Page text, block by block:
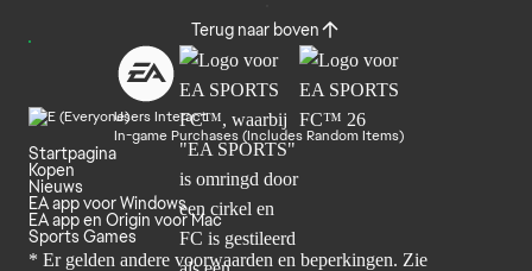
Terug naar boven
Users Interact
In-game Purchases (Includes Random Items)
Startpagina
Kopen
Nieuws
EA app voor Windows
EA app en Origin voor Mac
Sports Games
* Er gelden andere voorwaarden en beperkingen. Zie